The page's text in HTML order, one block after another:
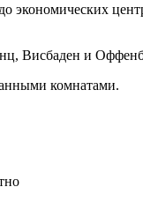
экономических
Висбаден и
комнатами.